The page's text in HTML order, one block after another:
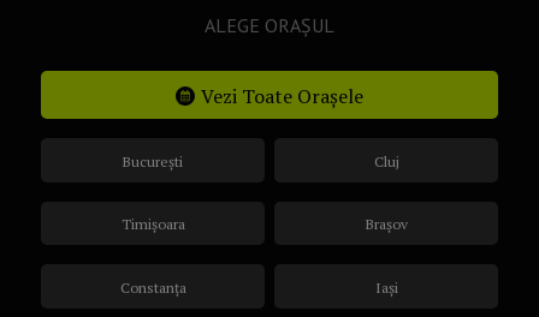
ALEGE ORAȘUL
Vezi Toate Orașele
București
Timișoara
Constanța
Cluj
Brașov
Iași